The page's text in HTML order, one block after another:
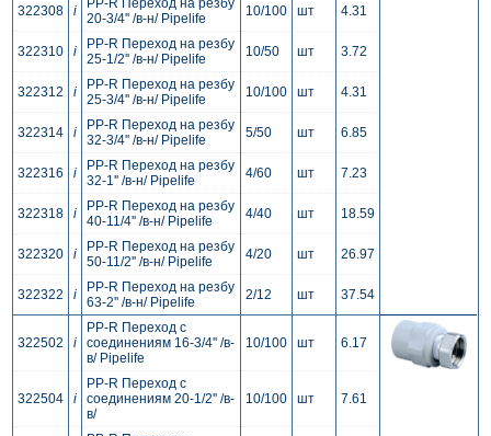
322308 i
PP-R Переход на резбу
20-3/4'' /в-н/ Pipelife
10/100 шт 4.31
322310 i
PP-R Переход на резбу
25-1/2'' /в-н/ Pipelife
10/50 шт 3.72
322312 i
PP-R Переход на резбу
25-3/4'' /в-н/ Pipelife
10/100 шт 4.31
322314 i
PP-R Переход на резбу
32-3/4'' /в-н/ Pipelife
5/50 шт 6.85
322316 i
PP-R Переход на резбу
32-1'' /в-н/ Pipelife
4/60 шт 7.23
322318 i
PP-R Переход на резбу
40-11/4'' /в-н/ Pipelife
4/40 шт 18.59
322320 i
PP-R Переход на резбу
50-11/2'' /в-н/ Pipelife
4/20 шт 26.97
322322 i
PP-R Переход на резбу
63-2'' /в-н/ Pipelife
2/12 шт 37.54
322502 i
PP-R Переход c
соединениям 16-3/4'' /в-
в/ Pipelife
10/100 шт 6.17
322504 i
PP-R Переход c
соединениям 20-1/2'' /в-
в/
10/100 шт 7.61